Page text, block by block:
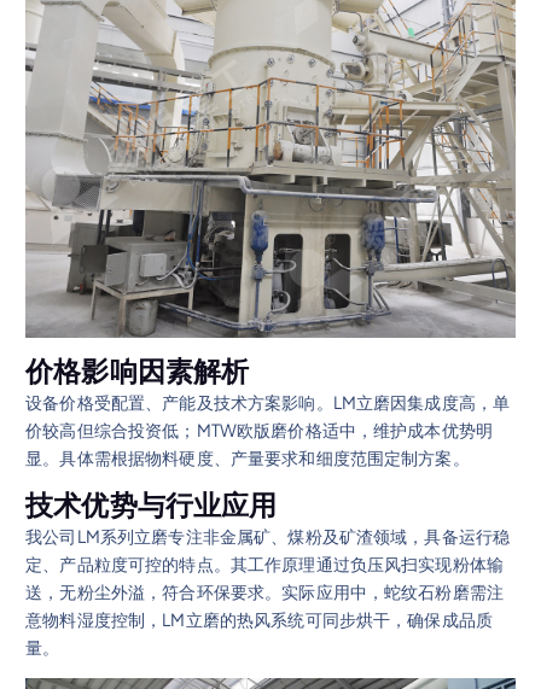
价格影响因素解析
设备价格受配置、产能及技术方案影响。LM立磨因集成度高，单
价较高但综合投资低；MTW欧版磨价格适中，维护成本优势明
显。具体需根据物料硬度、产量要求和细度范围定制方案。
技术优势与行业应用
我公司LM系列立磨专注非金属矿、煤粉及矿渣领域，具备运行稳
定、产品粒度可控的特点。其工作原理通过负压风扫实现粉体输
送，无粉尘外溢，符合环保要求。实际应用中，蛇纹石粉磨需注
意物料湿度控制，LM立磨的热风系统可同步烘干，确保成品质
量。